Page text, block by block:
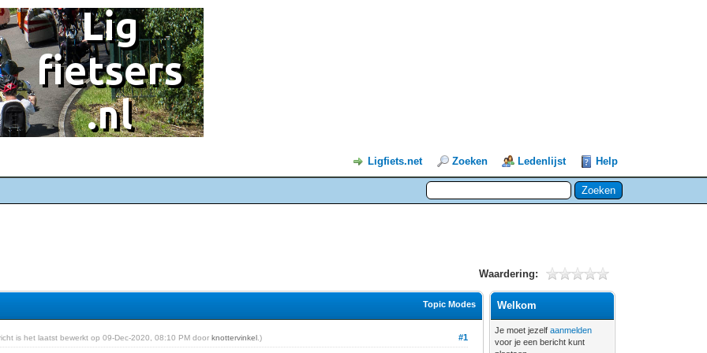
Ligfiets.net Zoeken Ledenlijst Help
Waardering:
Topic Modes
#1
is het laatst bewerkt op 09-Dec-2020, 08:10 PM doorknottervinkel .)
Welkom
Je moet jezelfaanmelden
voor je een bericht kunt